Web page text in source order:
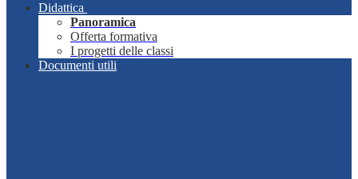
Didattica
Panoramica
Offerta formativa
I progetti delle classi
Documenti utili